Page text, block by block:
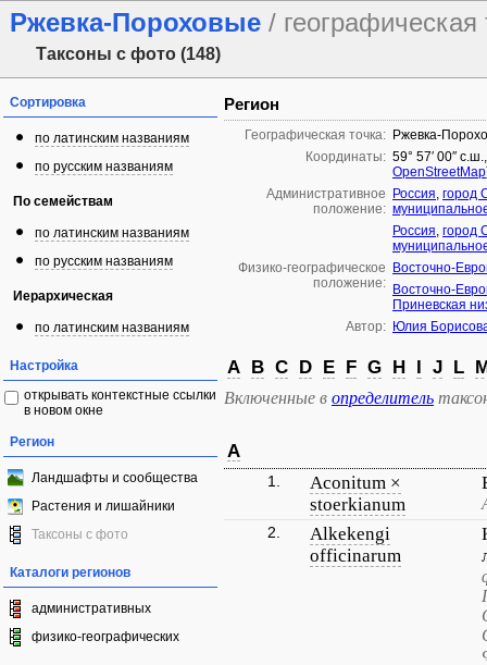
Ржевка-Пороховые / географическая
Таксоны с фото (148)
Сортировка
по латинским названиям
по русским названиям
По семействам
по латинским названиям
по русским названиям
Иерархическая
по латинским названиям
Настройка
открывать контекстные ссылки
в новом окне
Регион
Ландшафты и сообщества
Растения и лишайники
Таксоны с фото
Каталоги регионов
административных
физико-географических
Регион
Географическая точка: Ржевка-
Координаты: 59° 57′ 00″
OpenStreetMap
Административное
положение:
Россия, город
Россия, город
Физико-географическое
положение:
Восточно-
Восточно-
Приневская
Автор: Юлия
A B C D E F G H I J L
Включенные в определитель
A
1.
Aconitum ×
stoerkianum
2.
Alkekengi
officinarum